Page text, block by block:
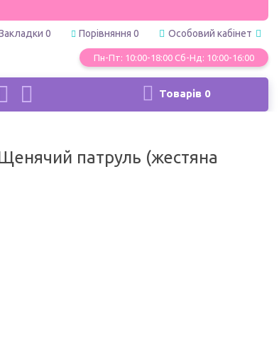
Закладки 0 Порівняння 0 Особовий кабінет
Пн-Пт: 10:00-18:00 Сб-Нд: 10:00-16:00
Товарів 0
патруль (жестяна